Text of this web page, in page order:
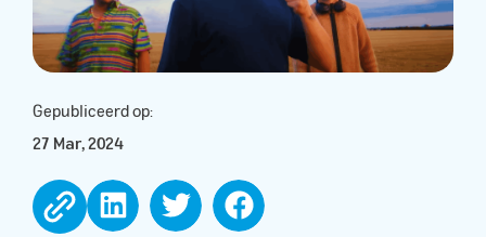
Gepubliceerd op:
27 Mar, 2024